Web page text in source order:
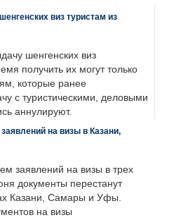
виз туристам из
шенгенских виз
получить их могут только
которые ранее
с туристическими, деловыми
аннулируют.
на визы в Казани,
заявлений на визы в трех
документы перестанут
Казани, Самары и Уфы.
на визы